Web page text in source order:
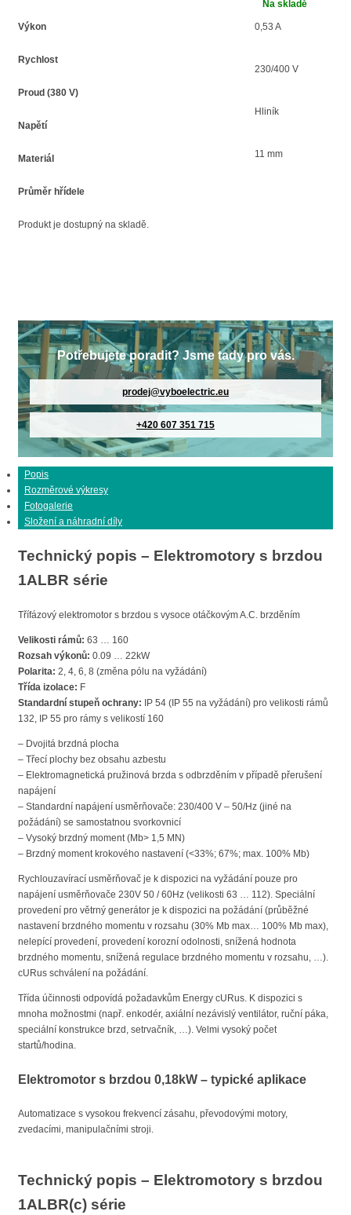
Na skladě
Výkon
Rychlost
Proud (380 V)
0,53 A
Napětí
230/400 V
Materiál
Hliník
Průměr hřídele
11 mm
Produkt je dostupný na skladě.
Potřebujete poradit? Jsme tady pro vás.
prodej@vyboelectric.eu
+420 607 351 715
Popis
Rozměrové výkresy
Fotogalerie
Složení a náhradní díly
Technický popis – Elektromotory s brzdou
1ALBR série
Třífázový elektromotor s brzdou s vysoce otáčkovým A.C. brzděním
Velikosti rámů: 63 … 160
Rozsah výkonů: 0.09 … 22kW
Polarita: 2, 4, 6, 8 (změna pólu na vyžádání)
Třída izolace: F
Standardní stupeň ochrany: IP 54 (IP 55 na vyžádání) pro velikosti rámů
132, IP 55 pro rámy s velikostí 160
– Dvojitá brzdná plocha
– Třecí plochy bez obsahu azbestu
– Elektromagnetická pružinová brzda s odbrzděním v případě přerušení
napájení
– Standardní napájení usměrňovače: 230/400 V – 50/Hz (jiné na
požádání) se samostatnou svorkovnicí
– Vysoký brzdný moment (Mb> 1,5 MN)
– Brzdný moment krokového nastavení (<33%; 67%; max. 100% Mb)
Rychlouzavírací usměrňovač je k dispozici na vyžádání pouze pro
napájení usměrňovače 230V 50 / 60Hz (velikosti 63 … 112). Speciální
provedení pro větrný generátor je k dispozici na požádání (průběžné
nastavení brzdného momentu v rozsahu (30% Mb max… 100% Mb max),
nelepící provedení, provedení korozní odolnosti, snížená hodnota
brzdného momentu, snížená regulace brzdného momentu v rozsahu, …).
cURus schválení na požádání.
Třída účinnosti odpovídá požadavkům Energy cURus. K dispozici s
mnoha možnostmi (např. enkodér, axiální nezávislý ventilátor, ruční páka,
speciální konstrukce brzd, setrvačník, …). Velmi vysoký počet
startů/hodina.
Elektromotor s brzdou 0,18kW – typické aplikace
Automatizace s vysokou frekvencí zásahu, převodovými motory,
zvedacími, manipulačními stroji.
Technický popis – Elektromotory s brzdou
1ALBR(c) série